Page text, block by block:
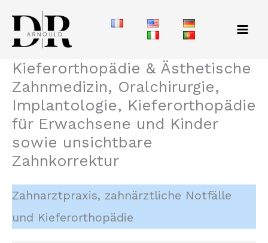
springen
Kieferorthopädie & Ästhetische
Zahnmedizin, Oralchirurgie,
Implantologie, Kieferorthopädie
für Erwachsene und Kinder
sowie unsichtbare
Zahnkorrektur
Zahnarztpraxis, zahnärztliche Notfälle
und Kieferorthopädie